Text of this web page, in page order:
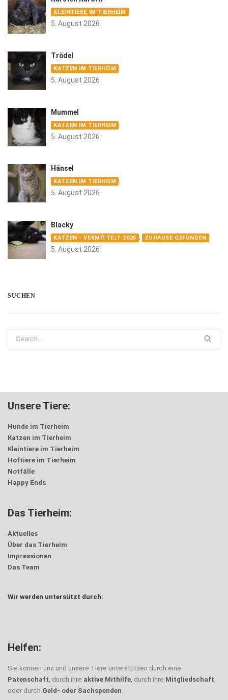
KLEINTIERE IM TIERHEIM
5. August 2026
Trödel
KATZEN IM TIERHEIM
5. August 2026
Mummel
KATZEN IM TIERHEIM
5. August 2026
Hänsel
KATZEN IM TIERHEIM
5. August 2026
Blacky
KATZEN - VERMITTELT 2025 , ZUHAUSE GEFUNDEN
5. August 2026
SUCHEN
Unsere Tiere:
Hunde im Tierheim
Katzen im Tierheim
Kleintiere im Tierheim
Hoftiere im Tierheim
Notfälle
Happy Ends
Das Tierheim:
Aktuelles
Über das Tierheim
Impressionen
Das Team
Wir werden untersützt durch:
Helfen:
Sie können uns und unsere Tiere unterstützen durch eine
Patenschaft, durch ihre aktive Mithilfe, durch ihre Mitgliedschaft,
oder durch Geld- oder Sachspenden.